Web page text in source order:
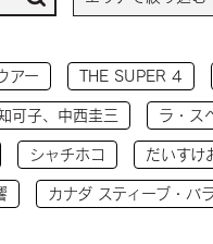
アー THE SUPER 4
可子、中西圭三 ラ・ス
シャチホコ だいすけ
カナダ スティーブ・バ